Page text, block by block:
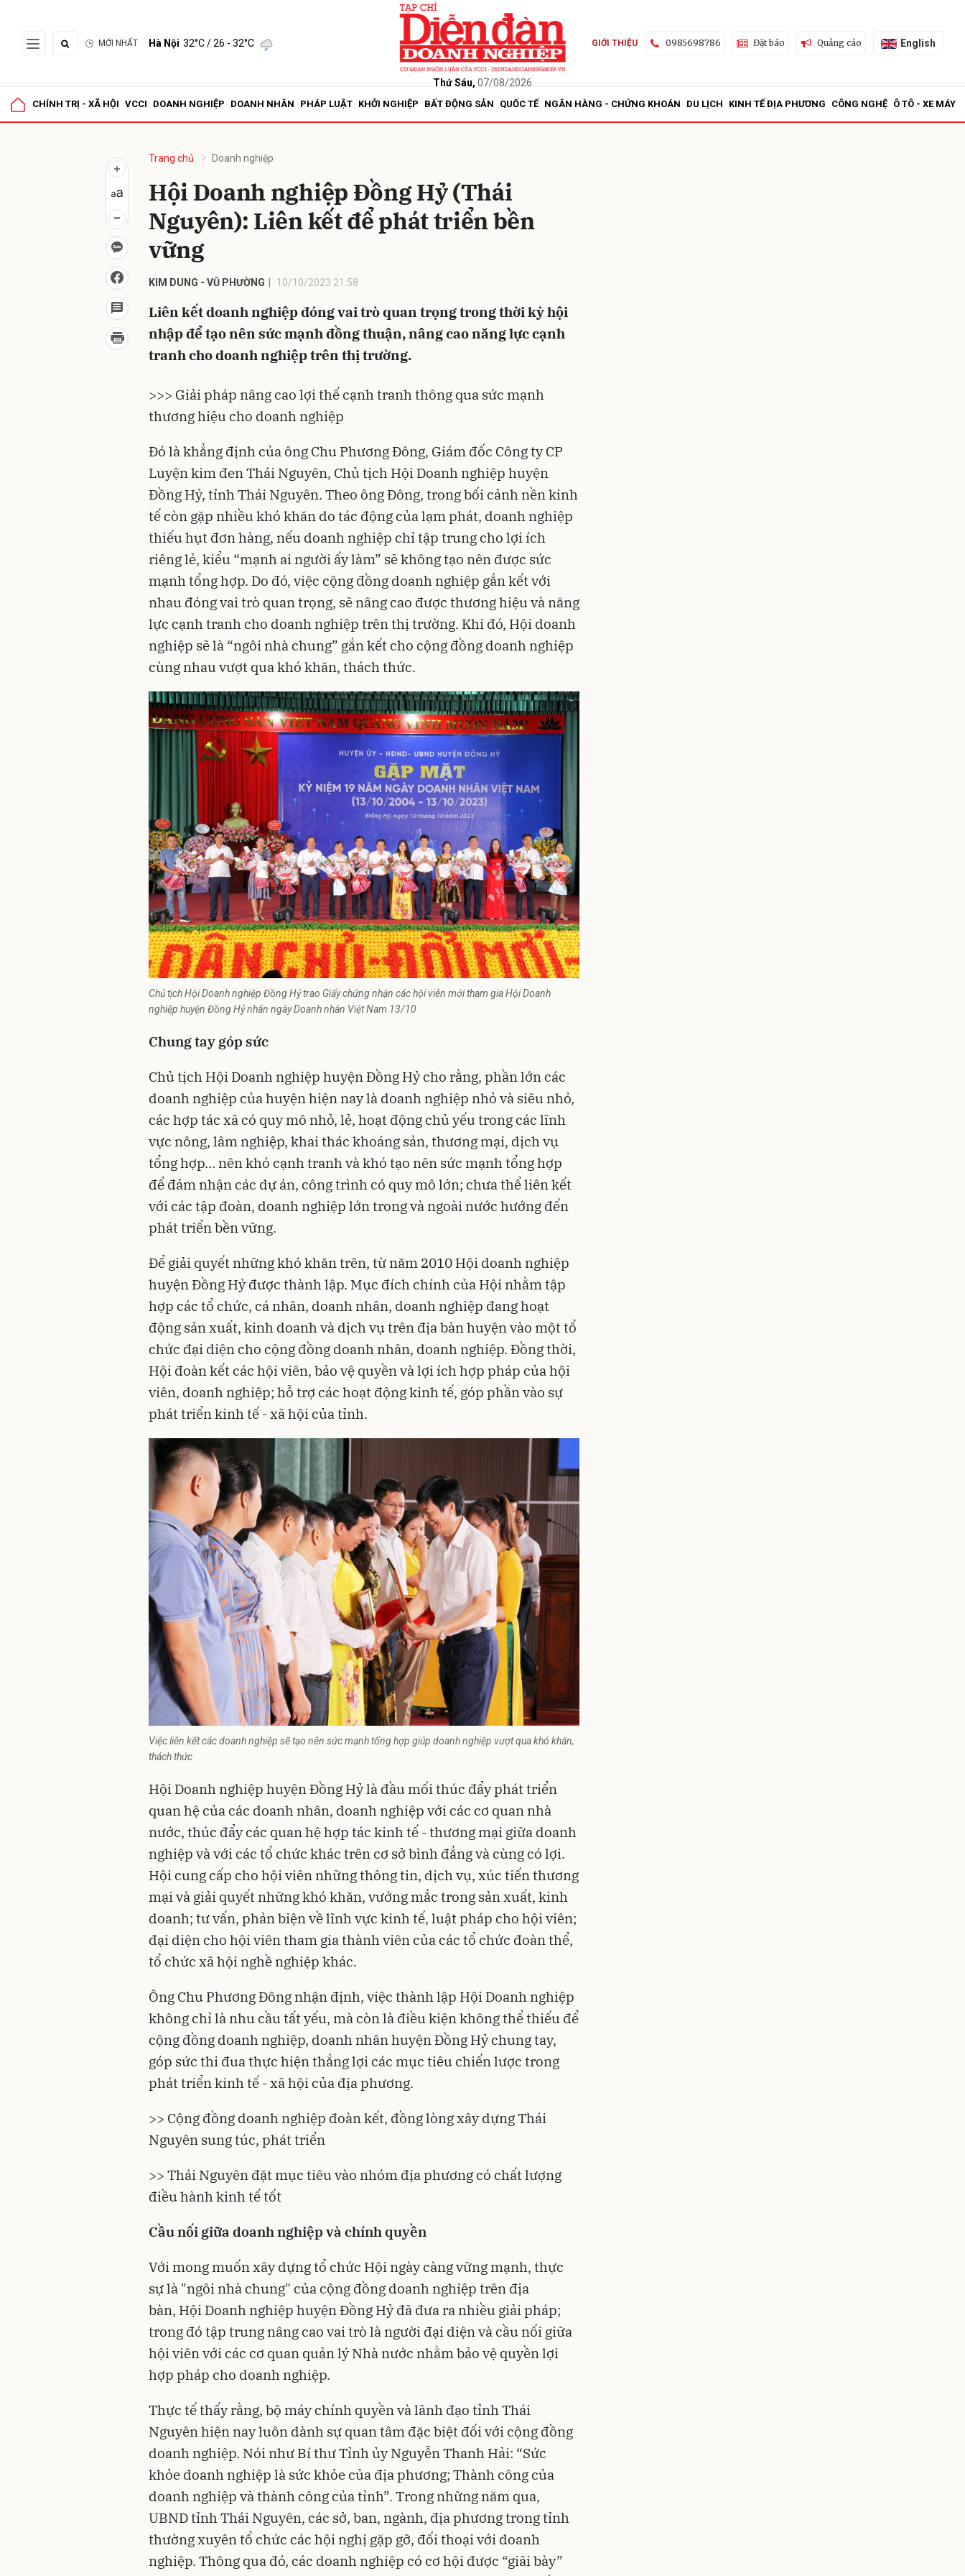
MỚI NHẤT Hà Nội 32°C/ 26 - 32°C
Thứ Sáu, 07/08/2026
GIỚI THIỆU 0985698786 Đặt báo Quảng cáo English
CHÍNH TRỊ - XÃ HỘI VCCI DOANH NGHIỆP DOANH NHÂN PHÁP LUẬT KHỞI NGHIỆP BẤT ĐỘNG SẢN QUỐC TẾ NGÂN HÀNG - CHỨNG KHOÁN DU LỊCH KINH TẾ ĐỊA PHƯƠNG CÔNG NGHỆ Ô TÔ - XE MÁY
Trang chủ Doanh nghiệp
Hội Doanh nghiệp Đồng Hỷ (Thái
Nguyên): Liên kết để phát triển bền
vững
KIM DUNG - VŨ PHƯỜNG 10/10/2023 21:58
Liên kết doanh nghiệp đóng vai trò quan trọng trong thời kỳ hội
nhập để tạo nên sức mạnh đồng thuận, nâng cao năng lực cạnh
tranh cho doanh nghiệp trên thị trường.
>>> Giải pháp nâng cao lợi thế cạnh tranh thông qua sức mạnh
thương hiệu cho doanh nghiệp
Đó là khẳng định của ông Chu Phương Đông, Giám đốc Công ty CP
Luyện kim đen Thái Nguyên, Chủ tịch Hội Doanh nghiệp huyện
Đồng Hỷ, tỉnh Thái Nguyên. Theo ông Đông, trong bối cảnh nền kinh
tế còn gặp nhiều khó khăn do tác động của lạm phát, doanh nghiệp
thiếu hụt đơn hàng, nếu doanh nghiệp chỉ tập trung cho lợi ích
riêng lẻ, kiểu “mạnh ai người ấy làm” sẽ không tạo nên được sức
mạnh tổng hợp. Do đó, việc cộng đồng doanh nghiệp gắn kết với
nhau đóng vai trò quan trọng, sẽ nâng cao được thương hiệu và năng
lực cạnh tranh cho doanh nghiệp trên thị trường. Khi đó, Hội doanh
nghiệp sẽ là “ngôi nhà chung” gắn kết cho cộng đồng doanh nghiệp
cùng nhau vượt qua khó khăn, thách thức.
Chủ tịch Hội Doanh nghiệp Đồng Hỷ trao Giấy chứng nhận các hội viên mới tham gia Hội Doanh
nghiệp huyện Đồng Hỷ nhân ngày Doanh nhân Việt Nam 13/10
Chung tay góp sức
Chủ tịch Hội Doanh nghiệp huyện Đồng Hỷ cho rằng, phần lớn các
doanh nghiệp của huyện hiện nay là doanh nghiệp nhỏ và siêu nhỏ,
các hợp tác xã có quy mô nhỏ, lẻ, hoạt động chủ yếu trong các lĩnh
vực nông, lâm nghiệp, khai thác khoáng sản, thương mại, dịch vụ
tổng hợp… nên khó cạnh tranh và khó tạo nên sức mạnh tổng hợp
để đảm nhận các dự án, công trình có quy mô lớn; chưa thể liên kết
với các tập đoàn, doanh nghiệp lớn trong và ngoài nước hướng đến
phát triển bền vững.
Để giải quyết những khó khăn trên, từ năm 2010 Hội doanh nghiệp
huyện Đồng Hỷ được thành lập. Mục đích chính của Hội nhằm tập
hợp các tổ chức, cá nhân, doanh nhân, doanh nghiệp đang hoạt
động sản xuất, kinh doanh và dịch vụ trên địa bàn huyện vào một tổ
chức đại diện cho cộng đồng doanh nhân, doanh nghiệp. Đồng thời,
Hội đoàn kết các hội viên, bảo vệ quyền và lợi ích hợp pháp của hội
viên, doanh nghiệp; hỗ trợ các hoạt động kinh tế, góp phần vào sự
phát triển kinh tế - xã hội của tỉnh.
Việc liên kết các doanh nghiệp sẽ tạo nên sức mạnh tổng hợp giúp doanh nghiệp vượt qua khó khăn,
thách thức
Hội Doanh nghiệp huyện Đồng Hỷ là đầu mối thúc đẩy phát triển
quan hệ của các doanh nhân, doanh nghiệp với các cơ quan nhà
nước, thúc đẩy các quan hệ hợp tác kinh tế - thương mại giữa doanh
nghiệp và với các tổ chức khác trên cơ sở bình đẳng và cùng có lợi.
Hội cung cấp cho hội viên những thông tin, dịch vụ, xúc tiến thương
mại và giải quyết những khó khăn, vướng mắc trong sản xuất, kinh
doanh; tư vấn, phản biện về lĩnh vực kinh tế, luật pháp cho hội viên;
đại diện cho hội viên tham gia thành viên của các tổ chức đoàn thể,
tổ chức xã hội nghề nghiệp khác.
Ông Chu Phương Đông nhận định, việc thành lập Hội Doanh nghiệp
không chỉ là nhu cầu tất yếu, mà còn là điều kiện không thể thiếu để
cộng đồng doanh nghiệp, doanh nhân huyện Đồng Hỷ chung tay,
góp sức thi đua thực hiện thắng lợi các mục tiêu chiến lược trong
phát triển kinh tế - xã hội của địa phương.
>> Cộng đồng doanh nghiệp đoàn kết, đồng lòng xây dựng Thái
Nguyên sung túc, phát triển
>> Thái Nguyên đặt mục tiêu vào nhóm địa phương có chất lượng
điều hành kinh tế tốt
Cầu nối giữa doanh nghiệp và chính quyền
Với mong muốn xây dựng tổ chức Hội ngày càng vững mạnh, thực
sự là "ngôi nhà chung" của cộng đồng doanh nghiệp trên địa
bàn, Hội Doanh nghiệp huyện Đồng Hỷ đã đưa ra nhiều giải pháp;
trong đó tập trung nâng cao vai trò là người đại diện và cầu nối giữa
hội viên với các cơ quan quản lý Nhà nước nhằm bảo vệ quyền lợi
hợp pháp cho doanh nghiệp.
Thực tế thấy rằng, bộ máy chính quyền và lãnh đạo tỉnh Thái
Nguyên hiện nay luôn dành sự quan tâm đặc biệt đối với cộng đồng
doanh nghiệp. Nói như Bí thư Tỉnh ủy Nguyễn Thanh Hải: “Sức
khỏe doanh nghiệp là sức khỏe của địa phương; Thành công của
doanh nghiệp và thành công của tỉnh”. Trong những năm qua,
UBND tỉnh Thái Nguyên, các sở, ban, ngành, địa phương trong tỉnh
thường xuyên tổ chức các hội nghị gặp gỡ, đối thoại với doanh
nghiệp. Thông qua đó, các doanh nghiệp có cơ hội được “giãi bày”